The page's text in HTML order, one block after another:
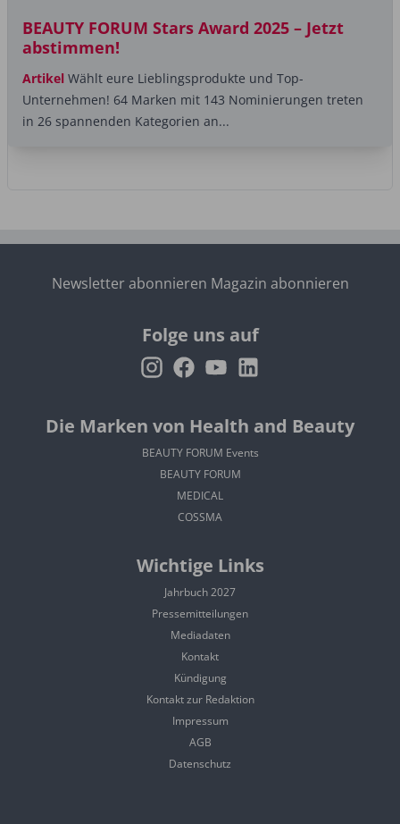
BEAUTY FORUM Stars Award 2025 – Jetzt
abstimmen!
Artikel Wählt eure Lieblingsprodukte und Top-
Unternehmen! 64 Marken mit 143 Nominierungen treten
in 26 spannenden Kategorien an...
Newsletter abonnieren Magazin abonnieren
Folge uns auf
Die Marken von Health and Beauty
BEAUTY FORUM Events
BEAUTY FORUM
MEDICAL
COSSMA
Wichtige Links
Jahrbuch 2027
Pressemitteilungen
Mediadaten
Kontakt
Kündigung
Kontakt zur Redaktion
Impressum
AGB
Datenschutz